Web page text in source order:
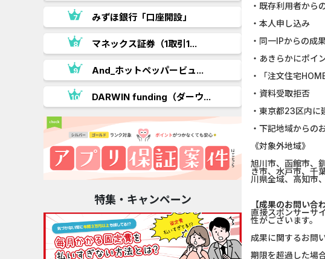
みずほ銀行「口座開設」
マネックス証券（1取引1...
And_ホットペッパービュ...
DARWIN funding（ダーウ...
Wood
Nielsen
ホット
ナンプ
特集・キャンペーン
・既存利用者から
・本人申し込み
・同一IPからの成果
・あきらかにポイ
・「注文住宅
・資料受取拒否
・東京都23区内
・下記地域からの
《対象外地域》
旭川市、函館市、
き市、水戸市、千
川県全域、高知市
【成果のお問い合
直接スポンサーサ
性がございます。
成果に関するお問
期限を超過した場